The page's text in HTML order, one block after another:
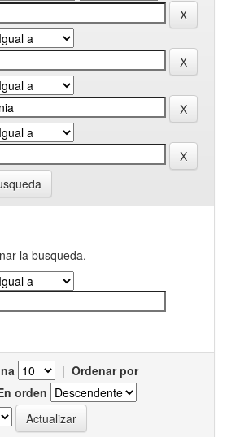
la busqueda.
| Ordenar por
orden